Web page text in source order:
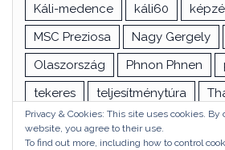
Káli-medence
káli60
MSC Preziosa
Nagy Gergely
Olaszország
Phnon Phnen
tekeres
teljesítménytúra
túra
utazás vizsga Ázsia
Privacy & Cookies: This site uses cookies.
website, you agree to their use.
To find out more, including how to control